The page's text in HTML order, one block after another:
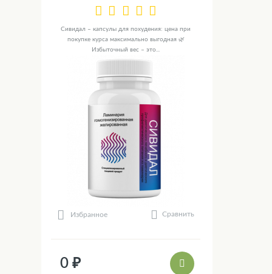
Сивидал – капсулы для похудения: цена при
покупке курса максимально выгодная 🌿
Избыточный вес – это...
Избранное Сравнить
0 ₽